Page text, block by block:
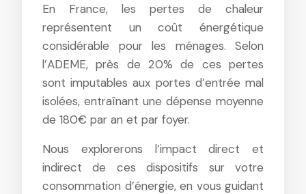
En France, les pertes de chaleur
représentent un coût énergétique
considérable pour les ménages. Selon
l’ADEME, près de 20% de ces pertes
sont imputables aux portes d’entrée mal
isolées, entraînant une dépense moyenne
de 180€ par an et par foyer.
Nous explorerons l’impact direct et
indirect de ces dispositifs sur votre
consommation d’énergie, en vous guidant